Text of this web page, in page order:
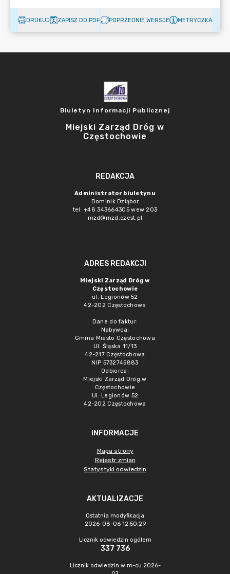
DRUKUJ ZAPISZ DO PDF POPRZEDNIE WERSJE METRYCZKA
Biuletyn Informacji Publicznej
Miejski Zarząd Dróg w
Częstochowie
REDAKCJA
Administrator biuletynu
Dominik Dziąbor
tel. +48 343664305 wew 203
mzd@mzd.czest.pl
ADRES REDAKCJI
Miejski Zarząd Dróg w
Częstochowie
ul. Legionów 52
42-202 Częstochowa
Dane do faktur:
Nabywca:
Gmina Miasto Częstochowa
Ul. Śląska 11/13
42-217 Częstochowa
NIP 5732745883
Odbiorca:
Miejski Zarząd Dróg w
Częstochowie
Ul. Legionów 52
42-202 Częstochowa
INFORMACJE
Mapa strony
Rejestr zmian
Statystyki odwiedzin
AKTUALIZACJE
Ostatnia modyfikacja
2026-08-06 12:50:29
Licznik odwiedzin ogółem
337 736
Licznik odwiedzin w m-cu 2026-